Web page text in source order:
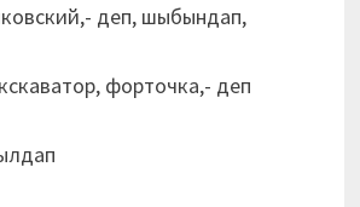
деп, шыбындап,
форточка,- деп